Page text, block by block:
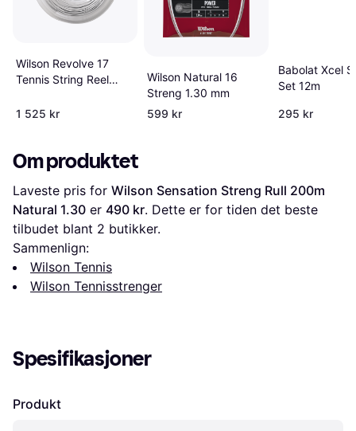
Wilson Revolve 17
Tennis String Reel
1 525 kr
Wilson Natural 16
Streng 1.30 mm
599 kr
Babolat Xcel
Set 12m
295 kr
Om produktet
Laveste pris for Wilson Sensation Streng Rull 200m
Natural 1.30 er 490 kr. Dette er for tiden det beste
tilbudet blant 2 butikker.
Sammenlign:
Wilson Tennis
Wilson Tennisstrenger
Spesifikasjoner
Produkt